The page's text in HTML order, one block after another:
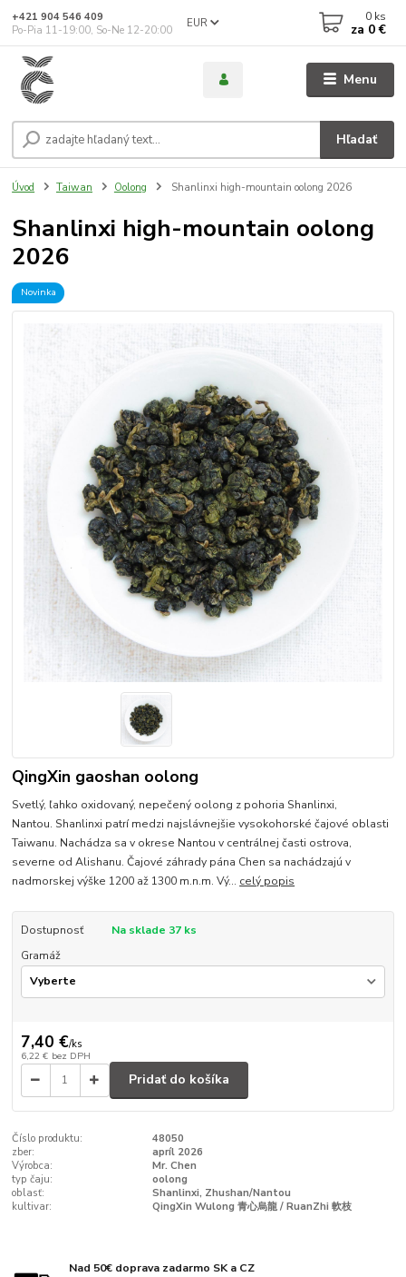
Menu
EUR
Hľadať
+421 904 546 409
Po-Pia 11-19:00, So-Ne 12-20:00
0 ks
za 0 €
Úvod Taiwan Oolong Shanlinxi high-mountain oolong 2026
Shanlinxi high-mountain oolong
2026
Novinka
QingXin gaoshan oolong
Svetlý, ľahko oxidovaný, nepečený oolong z pohoria Shanlinxi,
Nantou. Shanlinxi patrí medzi najslávnejšie vysokohorské čajové oblasti
Taiwanu. Nachádza sa v okrese Nantou v centrálnej časti ostrova,
severne od Alishanu. Čajové záhrady pána Chen sa nachádzajú v
nadmorskej výške 1200 až 1300 m.n.m. Vý... celý popis
Dostupnosť
Na sklade 37 ks
Gramáž
7,40 €/ks
6,22 € bez DPH
Pridať do košíka
Číslo produktu:
48050
zber:
apríl 2026
Výrobca:
Mr. Chen
typ čaju:
oolong
oblasť:
Shanlinxi, Zhushan/Nantou
kultivar:
QingXin Wulong 青心烏龍 / RuanZhi 軟枝
Nad 50€ doprava zadarmo SK a CZ